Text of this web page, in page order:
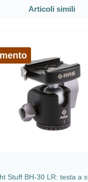
dei prodotti
Articoli simili
Stuff BH-30 LR: testa a